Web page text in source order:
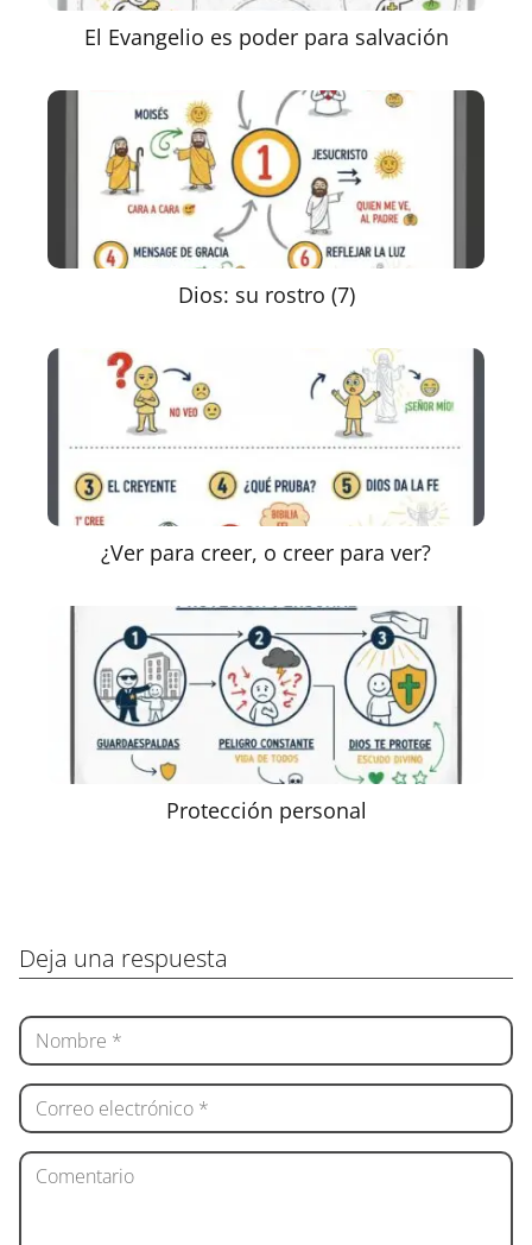
El Evangelio es poder para salvación
Dios: su rostro (7)
¿Ver para creer, o creer para ver?
Protección personal
Deja una respuesta